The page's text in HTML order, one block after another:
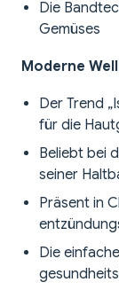
Die
Gemüses
Moderne
Der Trend
für die
Beliebt bei
seiner
Präsent in
Die